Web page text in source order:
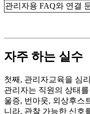
관리자용 FAQ와 연결
자주 하는 실수
첫째, 관리자교육을 심
관리자는 직원의 상태
울증, 번아웃, 외상후스
니라, 관찰 가능한 신호